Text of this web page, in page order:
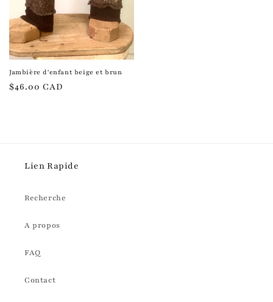
Jambière d'enfant beige et brun
Prix
$46.00 CAD
Lien Rapide
Recherche
A propos
FAQ
Contact